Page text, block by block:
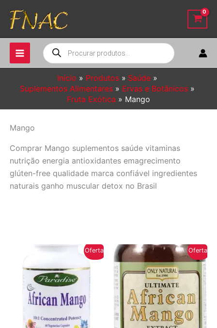
para
conteúdo
Pesquisar
produtos
Início Produtos
Saúde
Suplementos Alimentares
Ervas e Botânicos
Fruta Exótica
Mango
Mango
Comprar Mango suplementos saúde vitaminas
nutrição energia antioxidantes emagrecimento
glúten-free qualidade marca confiável ingredientes
naturais ganho muscular detox no Brasil
Oferta! Oferta!